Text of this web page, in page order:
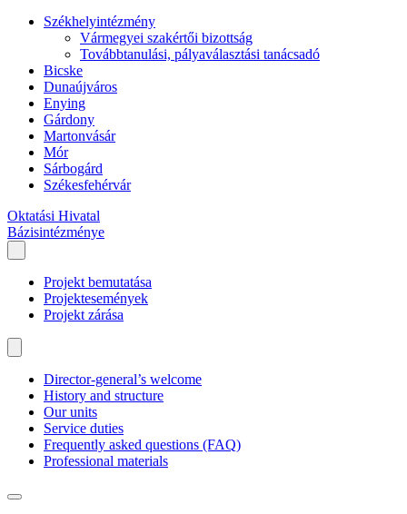
Székhelyintézmény
Vármegyei szakértői bizottság
Továbbtanulási, pályaválasztási tanácsadó
Bicske
Dunaújváros
Enying
Gárdony
Martonvásár
Mór
Sárbogárd
Székesfehérvár
Oktatási Hivatal
Bázisintézménye
Projekt bemutatása
Projektesemények
Projekt zárása
Director-general’s welcome
History and structure
Our units
Service duties
Frequently asked questions (FAQ)
Professional materials